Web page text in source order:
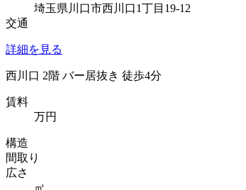
埼玉県川口市西川口1丁目19-12
交通
詳細を見る
西川口 2階 バー居抜き 徒歩4分
賃料
万円
構造
間取り
広さ
㎡